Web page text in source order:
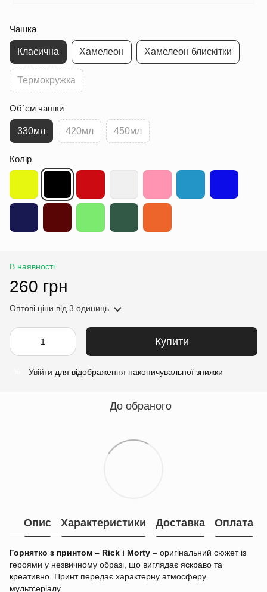
Чашка
Класична Хамелеон Хамелеон блискітки
Термокружка
Об`єм чашки
330мл 420мл 450мл
Колір
В наявності
260 грн
Оптові ціни від 3 одиниць
Купити
Увійти для відображення накопичувальної знижки
До обраного
Опис Характеристики Доставка Оплата
Горнятко з принтом – Rick і Morty – оригінальний сюжет із
героями у незвичному образі, що виглядає яскраво та
креативно. Принт передає характерну атмосферу
мультсеріалу.